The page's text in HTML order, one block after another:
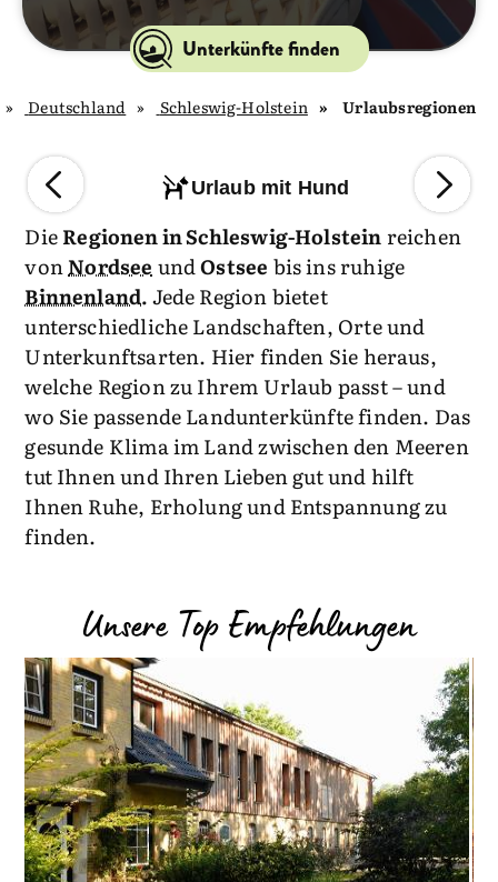
Unterkünfte finden
Urlaubsregionen
Schleswig-Holstein
Deutschland
Urlaub mit Hund
DieRegionen in Schleswig-Holsteinreichen
vonNordsee undOstsee bis ins ruhige
Binnenland.Jede Region bietet
unterschiedliche Landschaften, Orte und
Unterkunftsarten. Hier finden Sie heraus,
welche Region zu Ihrem Urlaub passt – und
wo Sie passende Landunterkünfte finden. Das
gesunde Klima im Land zwischen den Meeren
tut Ihnen und Ihren Lieben gut und hilft
Ihnen Ruhe, Erholung und Entspannung zu
finden.
Unsere Top Empfehlungen